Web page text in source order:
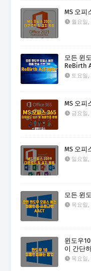
MS 오피
월요일,
모든 윈
ReBirth
토요일,
MS 오피
금요일,
MS 오피
일요일,
모든 윈
목요일,
윈도우
이 간단
목요일,